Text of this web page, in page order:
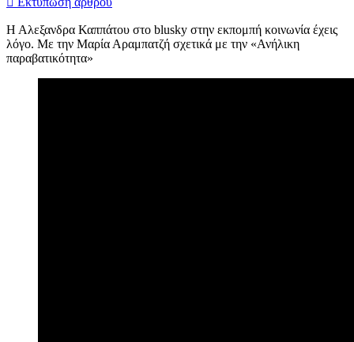
Η Αλεξανδρα Καππάτου στο blusky στην εκπομπή κοινωνία έχεις
λόγο. Με την Μαρία Αραμπατζή σχετικά με την «Ανήλικη
παραβατικότητα»